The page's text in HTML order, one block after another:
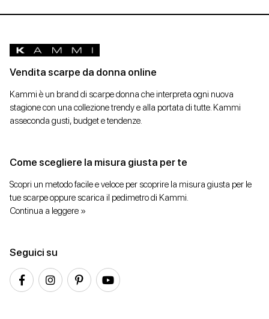
Vendita scarpe da donna online
Kammi è un brand di scarpe donna che interpreta ogni nuova
stagione con una collezione trendy e alla portata di tutte. Kammi
asseconda gusti, budget e tendenze.
Come scegliere la misura giusta per te
Scopri un metodo facile e veloce per scoprire la misura giusta per le
tue scarpe oppure scarica il pedimetro di Kammi.
Continua a leggere »
Seguici su